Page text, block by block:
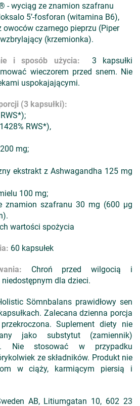
- wyciąg ze znamion szafranu
5’-fosforan (witamina B6),
czarnego pieprzu (Piper
(krzemionka).
i sposób użycia: 3 kapsułki
wieczorem przed snem. Nie
uspokajającymi.
(3 kapsułki):
RWS*),
mg;
ekstrakt z Ashwagandha 125 mg
100 mg;
znamion szafranu 30 mg (600 µg
wartości spożycia
60 kapsułek
Chroń przed wilgocią i
dla dzieci.
Sömnbalans prawidłowy sen
Zalecana dzienna porcja
Suplement diety nie
jako substytut (zamiennik)
Nie stosować w przypadku
ze składników. Produkt nie
w ciąży, karmiącym piersią i
AB, Litiumgatan 10, 602 23